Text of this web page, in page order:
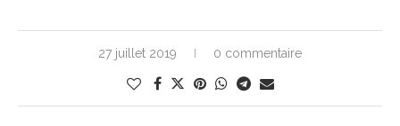
27 juillet 2019 0 commentaire